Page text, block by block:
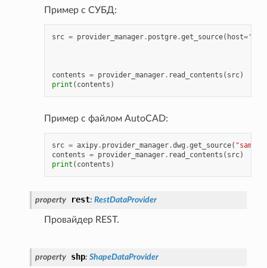
Пример с СУБД:
src = provider_manager. postgre.get_source( host=
contents = provider_manager. read_contents ( src)
print ( contents )
Пример с файлом AutoCAD:
src = axipy. provider_manager.dwg .get_source(
contents = provider_manager. read_contents ( src)
print ( contents )
property rest: RestDataProvider
Провайдер REST.
property shp: ShapeDataProvider